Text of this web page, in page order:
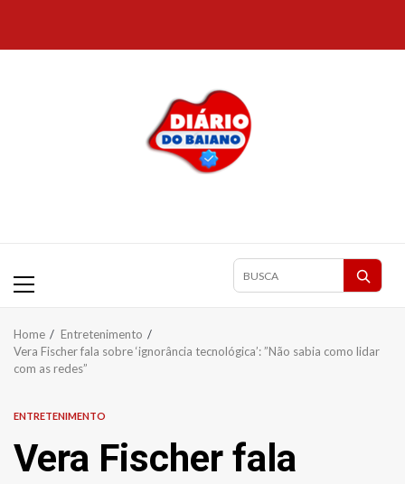
content
Primary
Pesquisar
Home
Entretenimento
Vera Fischer fala sobre ‘ignorância tecnológica’: ”Não sabia como lidar
com as redes”
ENTRETENIMENTO
Vera Fischer fala